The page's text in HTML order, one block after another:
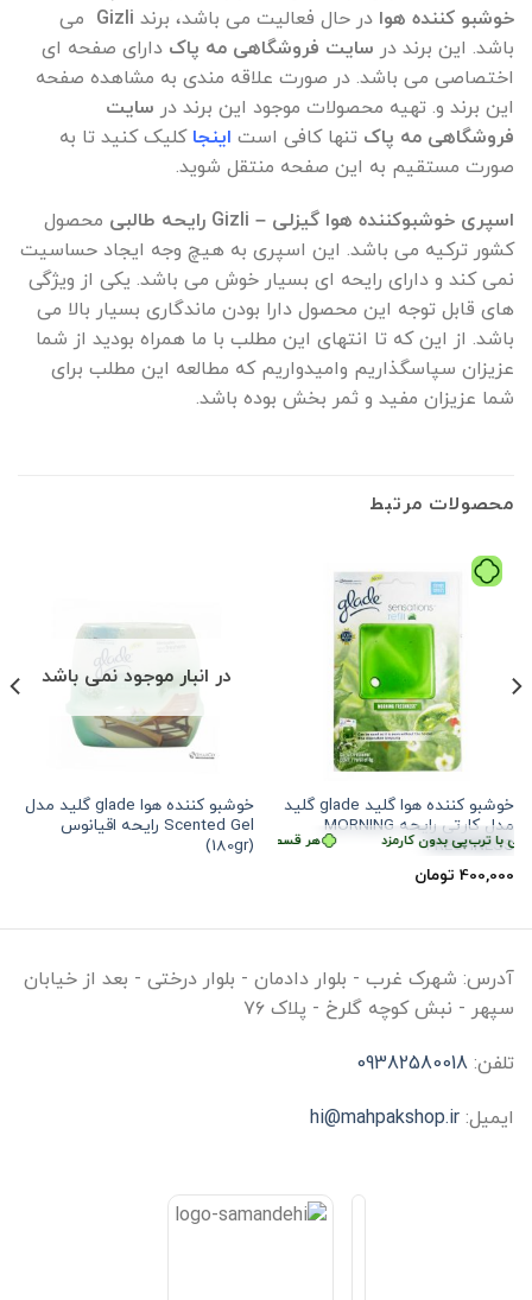
خوشبو کننده هوا در حال فعالیت می باشد، برند Gizli می
باشد. این برند در سایت فروشگاهی مه پاک دارای صفحه ای
اختصاصی می باشد. در صورت علاقه مندی به مشاهده صفحه
این برند و. تهیه محصولات موجود این برند در سایت
فروشگاهی مه پاک تنها کافی است اینجا کلیک کنید تا به
صورت مستقیم به این صفحه منتقل شوید.
اسپری خوشبوکننده هوا گیزلی – Gizli رایحه طالبی
محصول
کشور ترکیه می باشد. این اسپری به هیچ وجه ایجاد حساسیت
نمی کند و دارای رایحه ای بسیار خوش می باشد. یکی از ویژگی
های قابل توجه این محصول دارا بودن ماندگاری بسیار بالا می
باشد. از این که تا انتهای این مطلب با ما همراه بودید از شما
عزیزان سپاسگذاریم وامیدواریم که مطالعه این مطلب برای
شما عزیزان مفید و ثمر بخش بوده باشد.
محصولات مرتبط
خوشبو کننده هوا گلید glade گلید
مدل کارتی رایحه MORNING
FRESHNESS
هر قسط100,000تومان خرید قسطی با ترب‌پی بدون با ترب‌پی بدون کارمزد
400,000 تومان
در انبار موجود نمی باشد
خوشبو کننده هوا glade گلید مدل
Scented Gel رایحه اقیانوس
(180gr)
هر قسط 100,000 هر قسط 100,000تومان • خرید قسطی با ترب‌پی بدون کارمزد
آدرس: شهرک غرب - بلوار دادمان - بلوار درختی - بعد از خیابان
سپهر - نبش کوچه گلرخ - پلاک ۷۶
تلفن: 09382580018
ایمیل: hi@mahpakshop.ir